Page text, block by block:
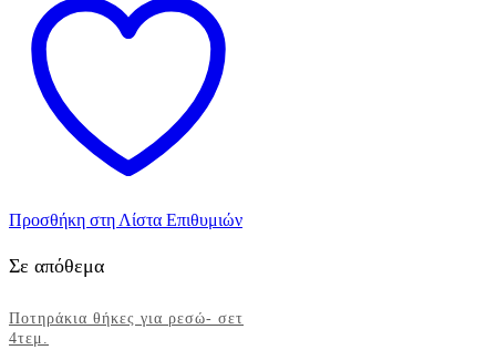
0,70x5m
τεμ.
ποσότητα
Προσθήκη στη Λίστα Επιθυμιών
Σε απόθεμα
Ποτηράκια θήκες για ρεσώ- σετ
4τεμ.